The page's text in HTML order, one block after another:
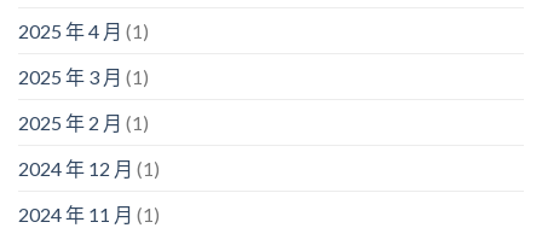
2025 年 4 月 (1)
2025 年 3 月 (1)
2025 年 2 月 (1)
2024 年 12 月 (1)
2024 年 11 月 (1)